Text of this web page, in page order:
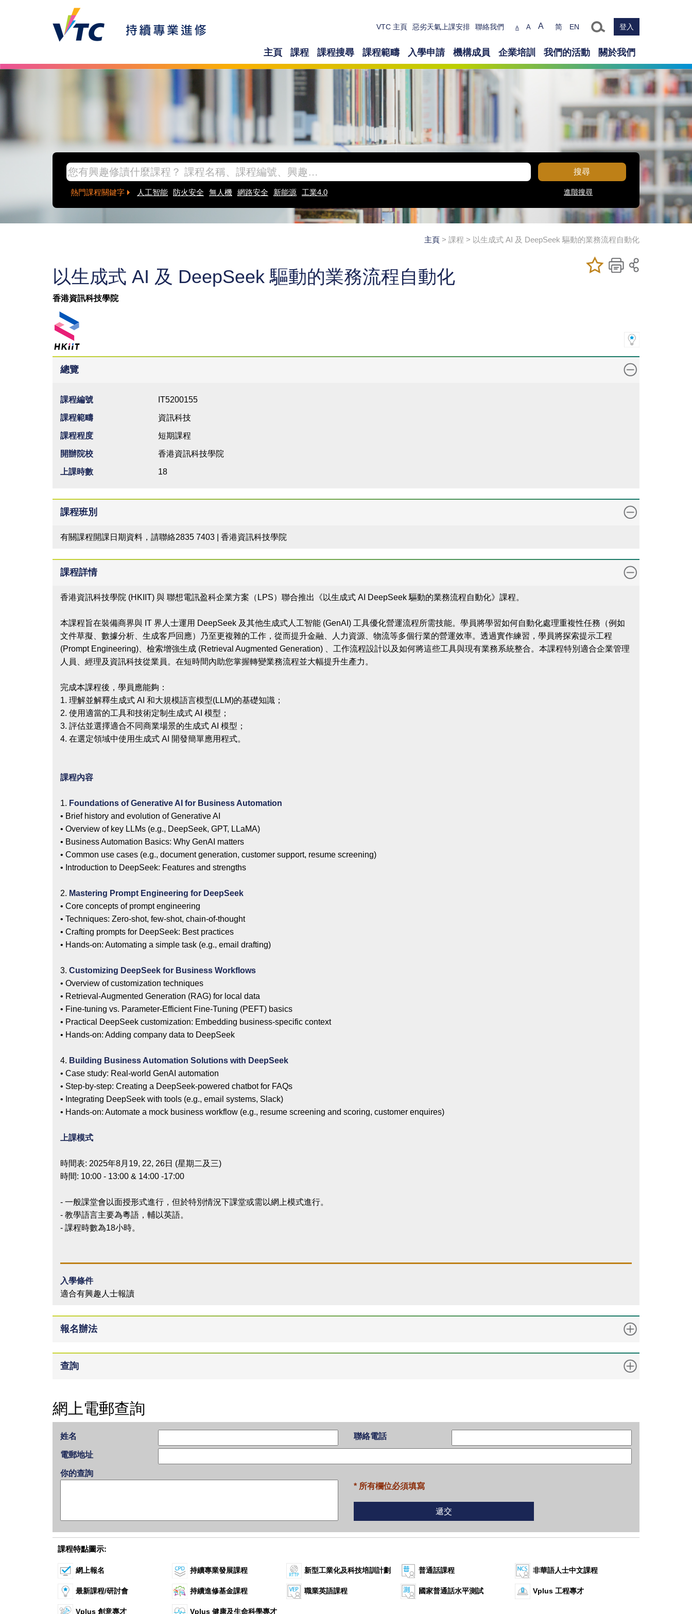
Skip to main content
VTC 主頁 惡劣天氣上課安排 聯絡我們
Text size
A A A 简 EN 登入
主頁 課程 課程搜尋 課程範疇 入學申請 機構成員 企業培訓 我們的活動 關於我們
搜尋
熱門課程關鍵字 人工智能 防火安全 無人機 網路安全 新能源 工業4.0 進階搜尋
主頁 > 課程 > 以生成式 AI 及 DeepSeek 驅動的業務流程自動化
加入/移除我喜
愛的課程
儲存課程
列印
以生成式 AI 及 DeepSeek 驅動的業務流程自動化
香港資訊科技學院
總覽
課程編號 IT5200155
課程範疇 資訊科技
課程程度 短期課程
開辦院校 香港資訊科技學院
上課時數 18
課程班別
有關課程開課日期資料，請聯絡2835 7403 | 香港資訊科技學院
課程詳情
香港資訊科技學院 (HKIIT) 與 聯想電訊盈科企業方案（LPS）聯合推出《以生成式 AI DeepSeek 驅動的業務流程自動化》課程。
本課程旨在裝備商界與 IT 界人士運用 DeepSeek 及其他生成式人工智能 (GenAI) 工具優化營運流程所需技能。學員將學習如何自動化處理重複性任務（例如
文件草擬、數據分析、生成客戶回應）乃至更複雜的工作，從而提升金融、人力資源、物流等多個行業的營運效率。透過實作練習，學員將探索提示工程
(Prompt Engineering)、檢索增強生成 (Retrieval Augmented Generation) 、工作流程設計以及如何將這些工具與現有業務系統整合。本課程特別適合企業管理
人員、經理及資訊科技從業員。在短時間內助您掌握轉變業務流程並大幅提升生產力。
完成本課程後，學員應能夠：
1. 理解並解釋生成式 AI 和大規模語言模型(LLM)的基礎知識；
2. 使用適當的工具和技術定制生成式 AI 模型；
3. 評估並選擇適合不同商業場景的生成式 AI 模型；
4. 在選定領域中使用生成式 AI 開發簡單應用程式。
課程內容
1. Foundations of Generative AI for Business Automation
• Brief history and evolution of Generative AI
• Overview of key LLMs (e.g., DeepSeek, GPT, LLaMA)
• Business Automation Basics: Why GenAI matters
• Common use cases (e.g., document generation, customer support, resume screening)
• Introduction to DeepSeek: Features and strengths
2. Mastering Prompt Engineering for DeepSeek
• Core concepts of prompt engineering
• Techniques: Zero-shot, few-shot, chain-of-thought
• Crafting prompts for DeepSeek: Best practices
• Hands-on: Automating a simple task (e.g., email drafting)
3. Customizing DeepSeek for Business Workflows
• Overview of customization techniques
• Retrieval-Augmented Generation (RAG) for local data
• Fine-tuning vs. Parameter-Efficient Fine-Tuning (PEFT) basics
• Practical DeepSeek customization: Embedding business-specific context
• Hands-on: Adding company data to DeepSeek
4. Building Business Automation Solutions with DeepSeek
• Case study: Real-world GenAI automation
• Step-by-step: Creating a DeepSeek-powered chatbot for FAQs
• Integrating DeepSeek with tools (e.g., email systems, Slack)
• Hands-on: Automate a mock business workflow (e.g., resume screening and scoring, customer enquires)
上課模式
時間表: 2025年8月19, 22, 26日 (星期二及三)
時間: 10:00 - 13:00 & 14:00 -17:00
- 一般課堂會以面授形式進行，但於特別情況下課堂或需以網上模式進行。
- 教學語言主要為粵語，輔以英語。
- 課程時數為18小時。
入學條件
適合有興趣人士報讀
報名辦法
查詢
網上電郵查詢
姓名 聯絡電話
電郵地址
你的查詢
* 所有欄位必須填寫
課程特點圖示:
網上報名 持續專業發展課程 新型工業化及科技培訓計劃 普通話課程 非華語人士中文課程
最新課程/研討會 持續進修基金課程 職業英語課程 國家普通話水平測試 Vplus 工程專才
Vplus 創意專才 Vplus 健康及生命科學專才